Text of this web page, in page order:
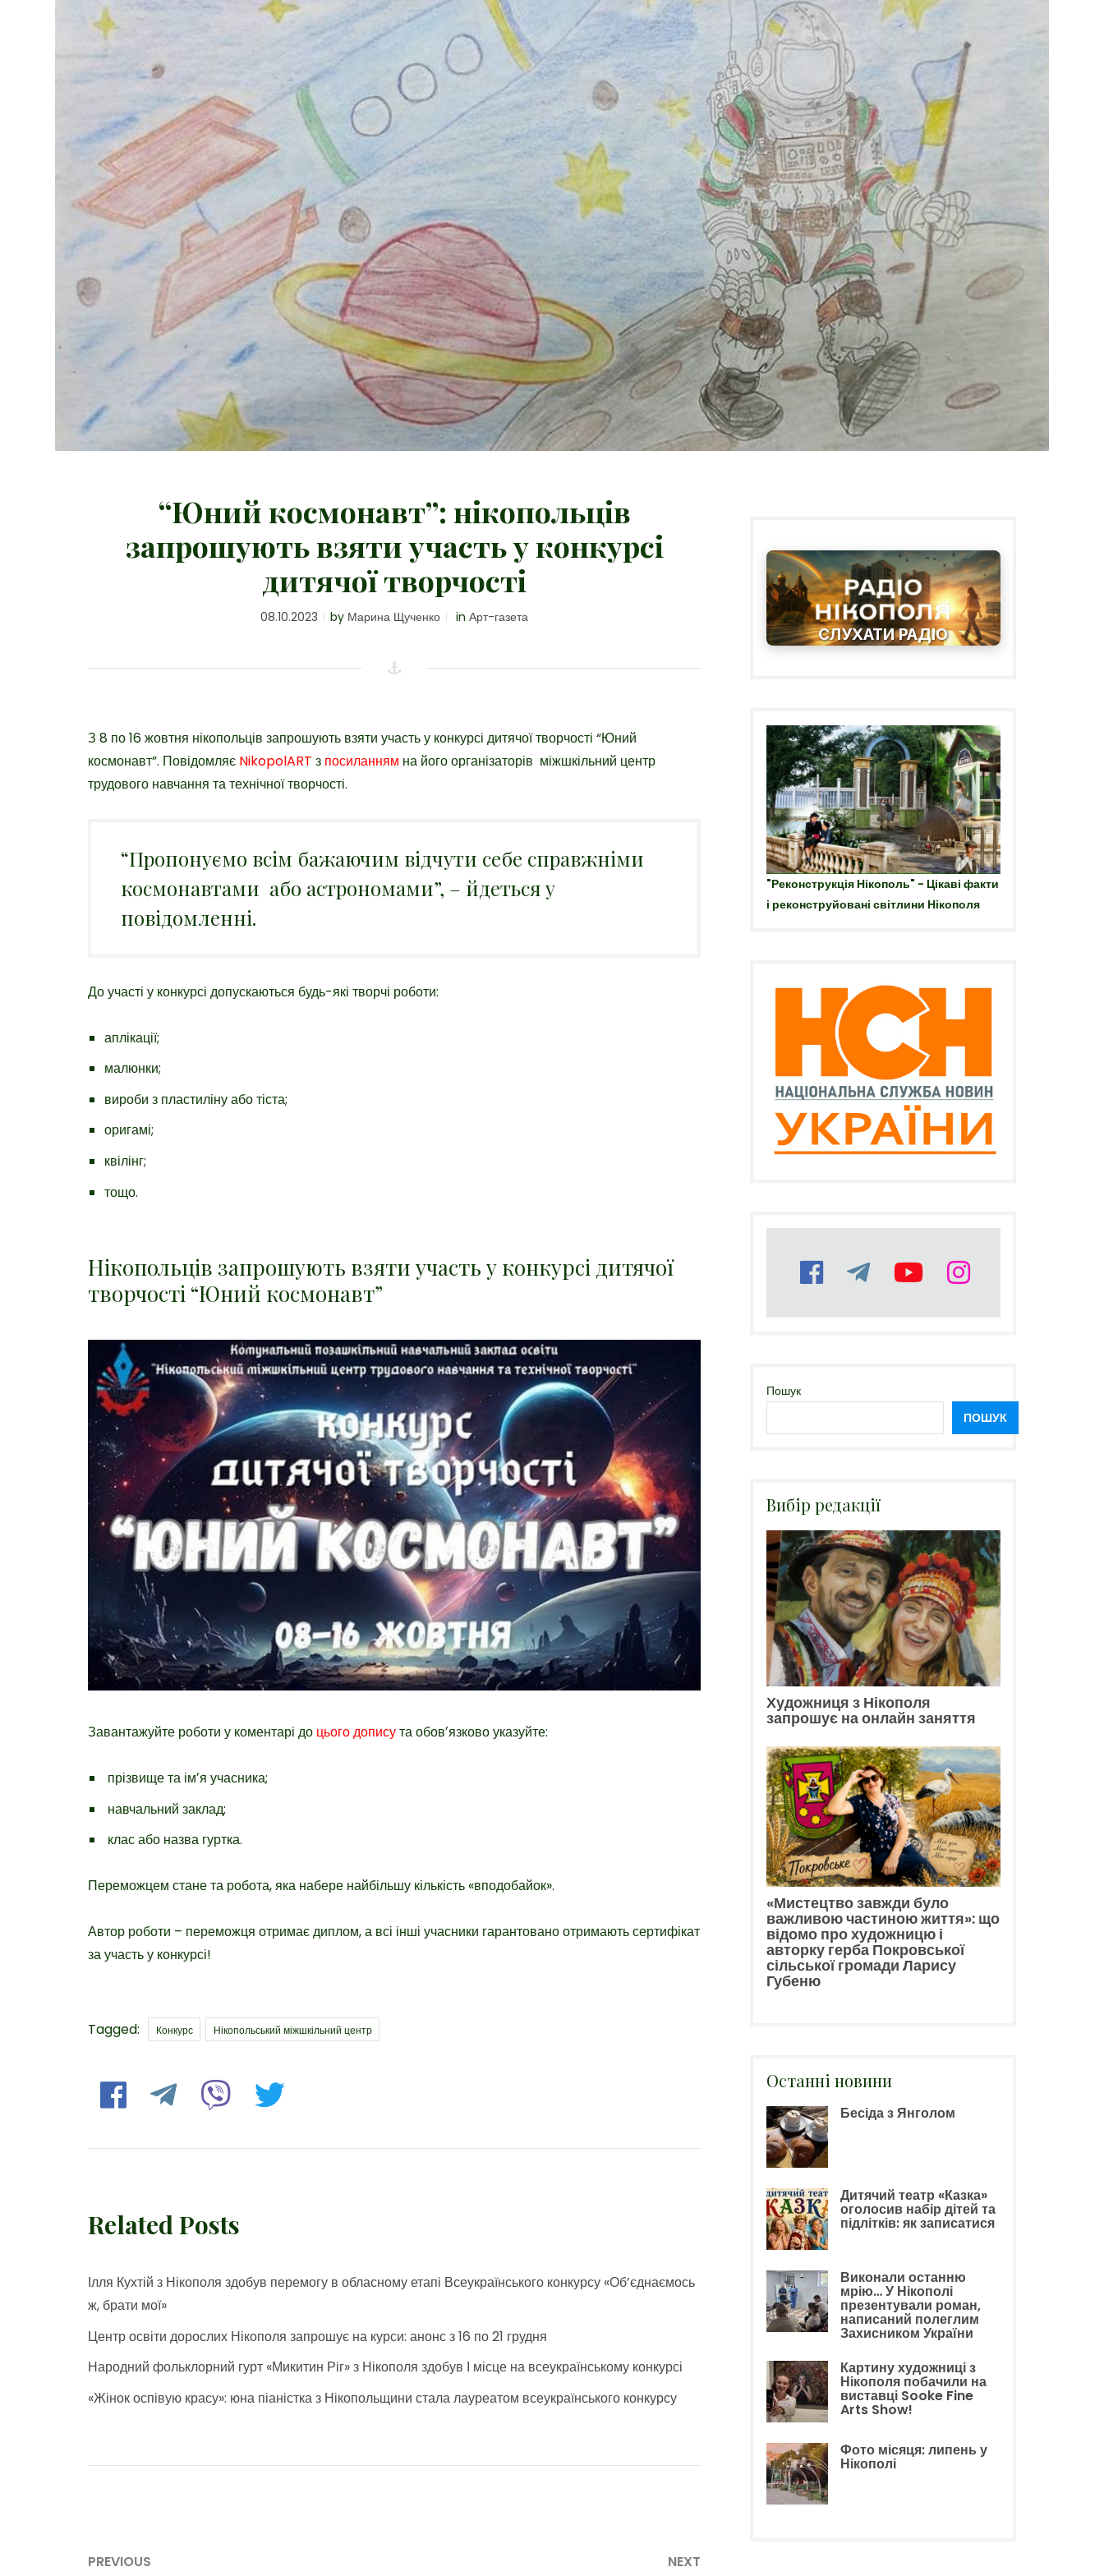
“Юний космонавт”: нікопольців
запрошують взяти участь у конкурсі
дитячої творчості
08.10.2023 by Марина Щученко inАрт-газета
З 8 по 16 жовтня нікопольців запрошують взяти участь у конкурсі дитячої творчості “Юний
космонавт”. Повідомляє NikopolART з посиланням на його організаторів міжшкільний центр
трудового навчання та технічної творчості.
“Пропонуємо всім бажаючим відчути себе справжніми
космонавтами або астрономами”, – йдеться у
повідомленні.
До участі у конкурсі допускаються будь-які творчі роботи:
аплікації;
малюнки;
вироби з пластиліну або тіста;
оригамі;
квілінг;
тощо.
Нікопольців запрошують взяти участь у конкурсі дитячої
творчості “Юний космонавт”
Завантажуйте роботи у коментарі до цього дописута обовʼязково указуйте:
прізвище та імʼя учасника;
навчальний заклад;
клас або назва гуртка.
Переможцем стане та робота, яка набере найбільшу кількість «вподобайок».
Автор роботи – переможця отримає диплом, а всі інші учасники гарантовано отримають сертифікат
за участь у конкурсі!
Tagged: Tags
Конкурс Нікопольський міжшкільний центр
Related Posts
Ілля Кухтій з Нікополя здобув перемогу в обласному етапі Всеукраїнського конкурсу «Об’єднаємось
ж, брати мої»
Центр освіти дорослих Нікополя запрошує на курси: анонс з 16 по 21 грудня
Народний фольклорний гурт «Микитин Ріг» з Нікополя здобув І місце на всеукраїнському конкурсі
«Жінок оспівую красу»: юна піаністка з Нікопольщини стала лауреатом всеукраїнського конкурсу
Навігація
PREVIOUS NEXT
СЛУХАТИ РАДІО
"Реконструкція Нікополь" - Цікаві факти
і реконструйовані світлини Нікополя
Пошук
ПОШУК
Вибір редакції
Художниця з Нікополя
запрошує на онлайн заняття
«Мистецтво завжди було
важливою частиною життя»: що
відомо про художницю і
авторку герба Покровської
сільської громади Ларису
Губеню
Останні новини
Бесіда з Янголом
Дитячий театр «Казка»
оголосив набір дітей та
підлітків: як записатися
Виконали останню
мрію… У Нікополі
презентували роман,
написаний полеглим
Захисником України
Картину художниці з
Нікополя побачили на
виставці Sooke Fine
Arts Show!
Фото місяця: липень у
Нікополі